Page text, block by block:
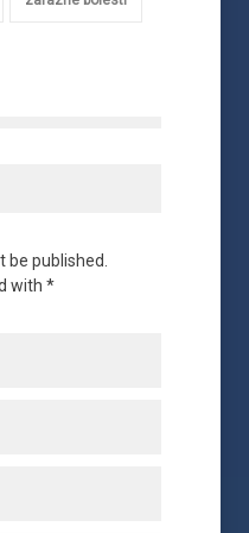
published.
with *